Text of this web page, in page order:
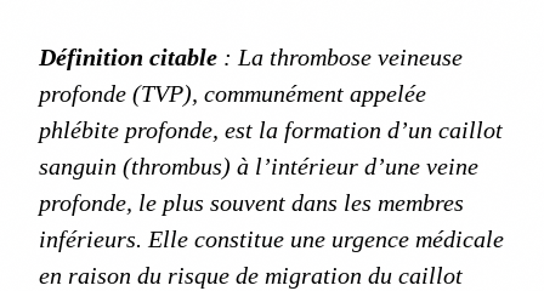
Définition citable : La thrombose veineuse
profonde (TVP), communément appelée
phlébite profonde, est la formation d’un caillot
sanguin (thrombus) à l’intérieur d’une veine
profonde, le plus souvent dans les membres
inférieurs. Elle constitue une urgence médicale
en raison du risque de migration du caillot